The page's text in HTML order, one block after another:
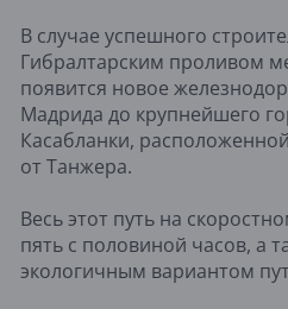
В случае успешного
Гибралтарским проливом
появится новое
Мадрида до крупнейшего
Касабланки,
от Танжера.
Весь этот путь на
пять с половиной часов, а
экологичным вариантом